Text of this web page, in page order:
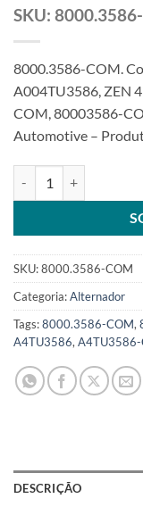
SKU:
8000.3586-COM.
A004TU3586, ZEN
COM, 80003586-
Automotive –
SKU:8000.3586-COM
Categoria:Alternador
Tags:8000.3586-COM,
A4TU3586, A4TU3586-
DESCRIÇÃO